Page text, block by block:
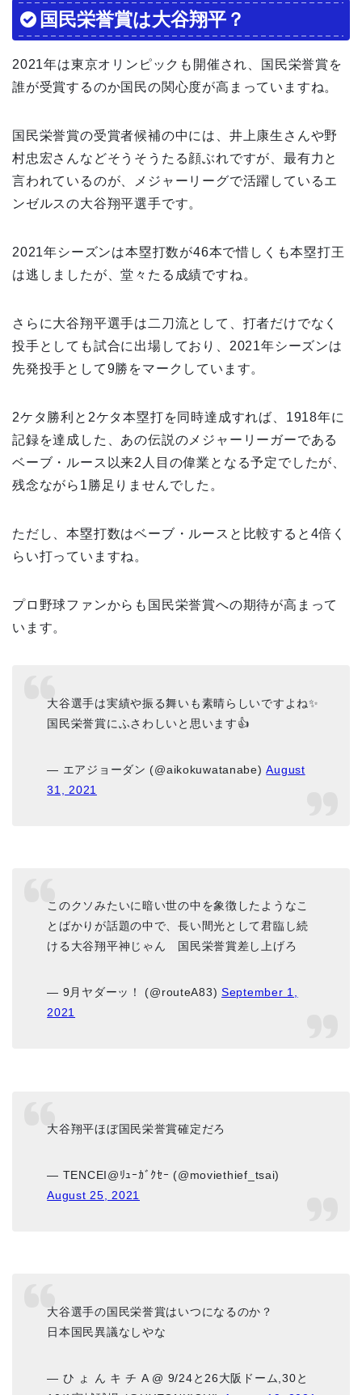
国民栄誉賞は大谷翔平？
2021年は東京オリンピックも開催され、国民栄誉賞を
誰が受賞するのか国民の関心度が高まっていますね。
国民栄誉賞の受賞者候補の中には、井上康生さんや野
村忠宏さんなどそうそうたる顔ぶれですが、最有力と
言われているのが、メジャーリーグで活躍しているエ
ンゼルスの大谷翔平選手です。
2021年シーズンは本塁打数が46本で惜しくも本塁打王
は逃しましたが、堂々たる成績ですね。
さらに大谷翔平選手は二刀流として、打者だけでなく
投手としても試合に出場しており、2021年シーズンは
先発投手として9勝をマークしています。
2ケタ勝利と2ケタ本塁打を同時達成すれば、1918年に
記録を達成した、あの伝説のメジャーリーガーである
ベーブ・ルース以来2人目の偉業となる予定でしたが、
残念ながら1勝足りませんでした。
ただし、本塁打数はベーブ・ルースと比較すると4倍く
らい打っていますね。
プロ野球ファンからも国民栄誉賞への期待が高まって
います。
大谷選手は実績や振る舞いも素晴らしいですよね✨
国民栄誉賞にふさわしいと思います👍
— エアジョーダン (@aikokuwatanabe)August
31, 2021
このクソみたいに暗い世の中を象徴したようなこ
とばかりが話題の中で、長い間光として君臨し続
ける大谷翔平神じゃん 国民栄誉賞差し上げろ
— 9月ヤダーッ！ (@routeA83)September 1,
2021
大谷翔平ほぼ国民栄誉賞確定だろ
— TENCEI@ﾘｭｰｶﾞｸｾｰ (@moviethief_tsai)
August 25, 2021
大谷選手の国民栄誉賞はいつになるのか？
日本国民異議なしやな
— ひ ょ ん キ チ A @ 9/24と26大阪ドーム,30と